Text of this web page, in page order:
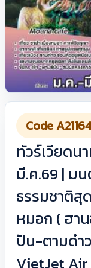
Code A21164
ทัวร์เวียดน
มี.ค.69 | ม
ธรรมชาติสุ
หมอก ( ฮา
ปัน-ตามด๋า
VietJet Air